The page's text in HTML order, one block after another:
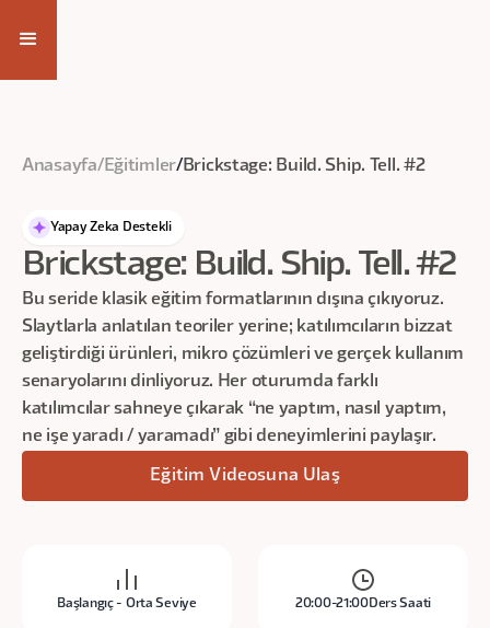
Anasayfa/ Eğitimler/Brickstage: Build. Ship. Tell. #2
Yapay Zeka Destekli
Brickstage: Build. Ship. Tell. #2
Bu seride klasik eğitim formatlarının dışına çıkıyoruz.
Slaytlarla anlatılan teoriler yerine; katılımcıların bizzat
geliştirdiği ürünleri, mikro çözümleri ve gerçek kullanım
senaryolarını dinliyoruz. Her oturumda farklı
katılımcılar sahneye çıkarak “ne yaptım, nasıl yaptım,
ne işe yaradı / yaramadı” gibi deneyimlerini paylaşır.
Eğitim Videosuna Ulaş
Başlangıç - Orta Seviye 20:00-21:00Ders Saati